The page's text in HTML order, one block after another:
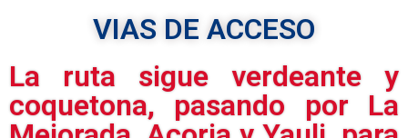
VIAS DE ACCESO
La ruta sigue verdeante y
coquetona, pasando por La